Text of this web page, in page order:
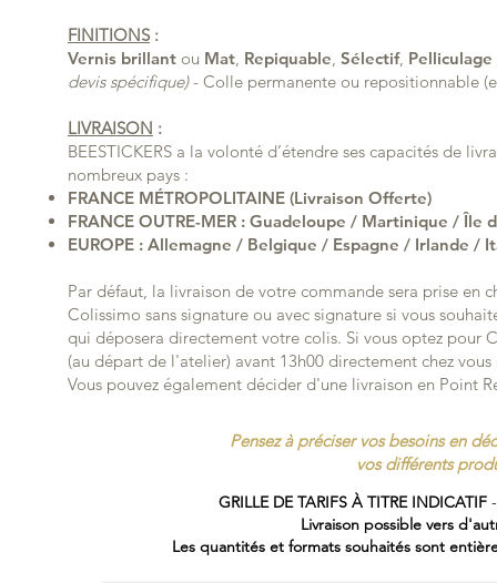
FINITIONS :
Vernis brillant ou Mat, Repiquable, Sélectif,
devis spécifique)- Colle permanente ou repositionnable
LIVRAISON :
BEESTICKERS a la volonté d’étendre ses capacités de
nombreux pays :
FRANCE MÉTROPOLITAINE (Livraison Offerte)
FRANCE OUTRE-MER : Guadeloupe / Martinique / Île
EUROPE : Allemagne / Belgique / Espagne / Irlande /
Par défaut, la livraison de votre commande sera prise en
Colissimo sans signature ou avec signature si vous
qui déposera directement votre colis. Si vous optez pour
(au départ de l'atelier) avant 13h00 directement chez
Vous pouvez également décider d'une livraison en Point
Pensez à préciser vos besoins en
vos différents
GRILLE DE TARIFS À TITRE INDICATIF
Livraison possible vers
Les quantités et formats souhaités sont